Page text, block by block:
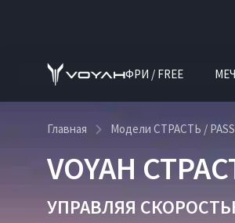
ФРИ / FREE
Главная Модели СТРАСТЬ /
VOYAH
УПРАВЛЯЯ